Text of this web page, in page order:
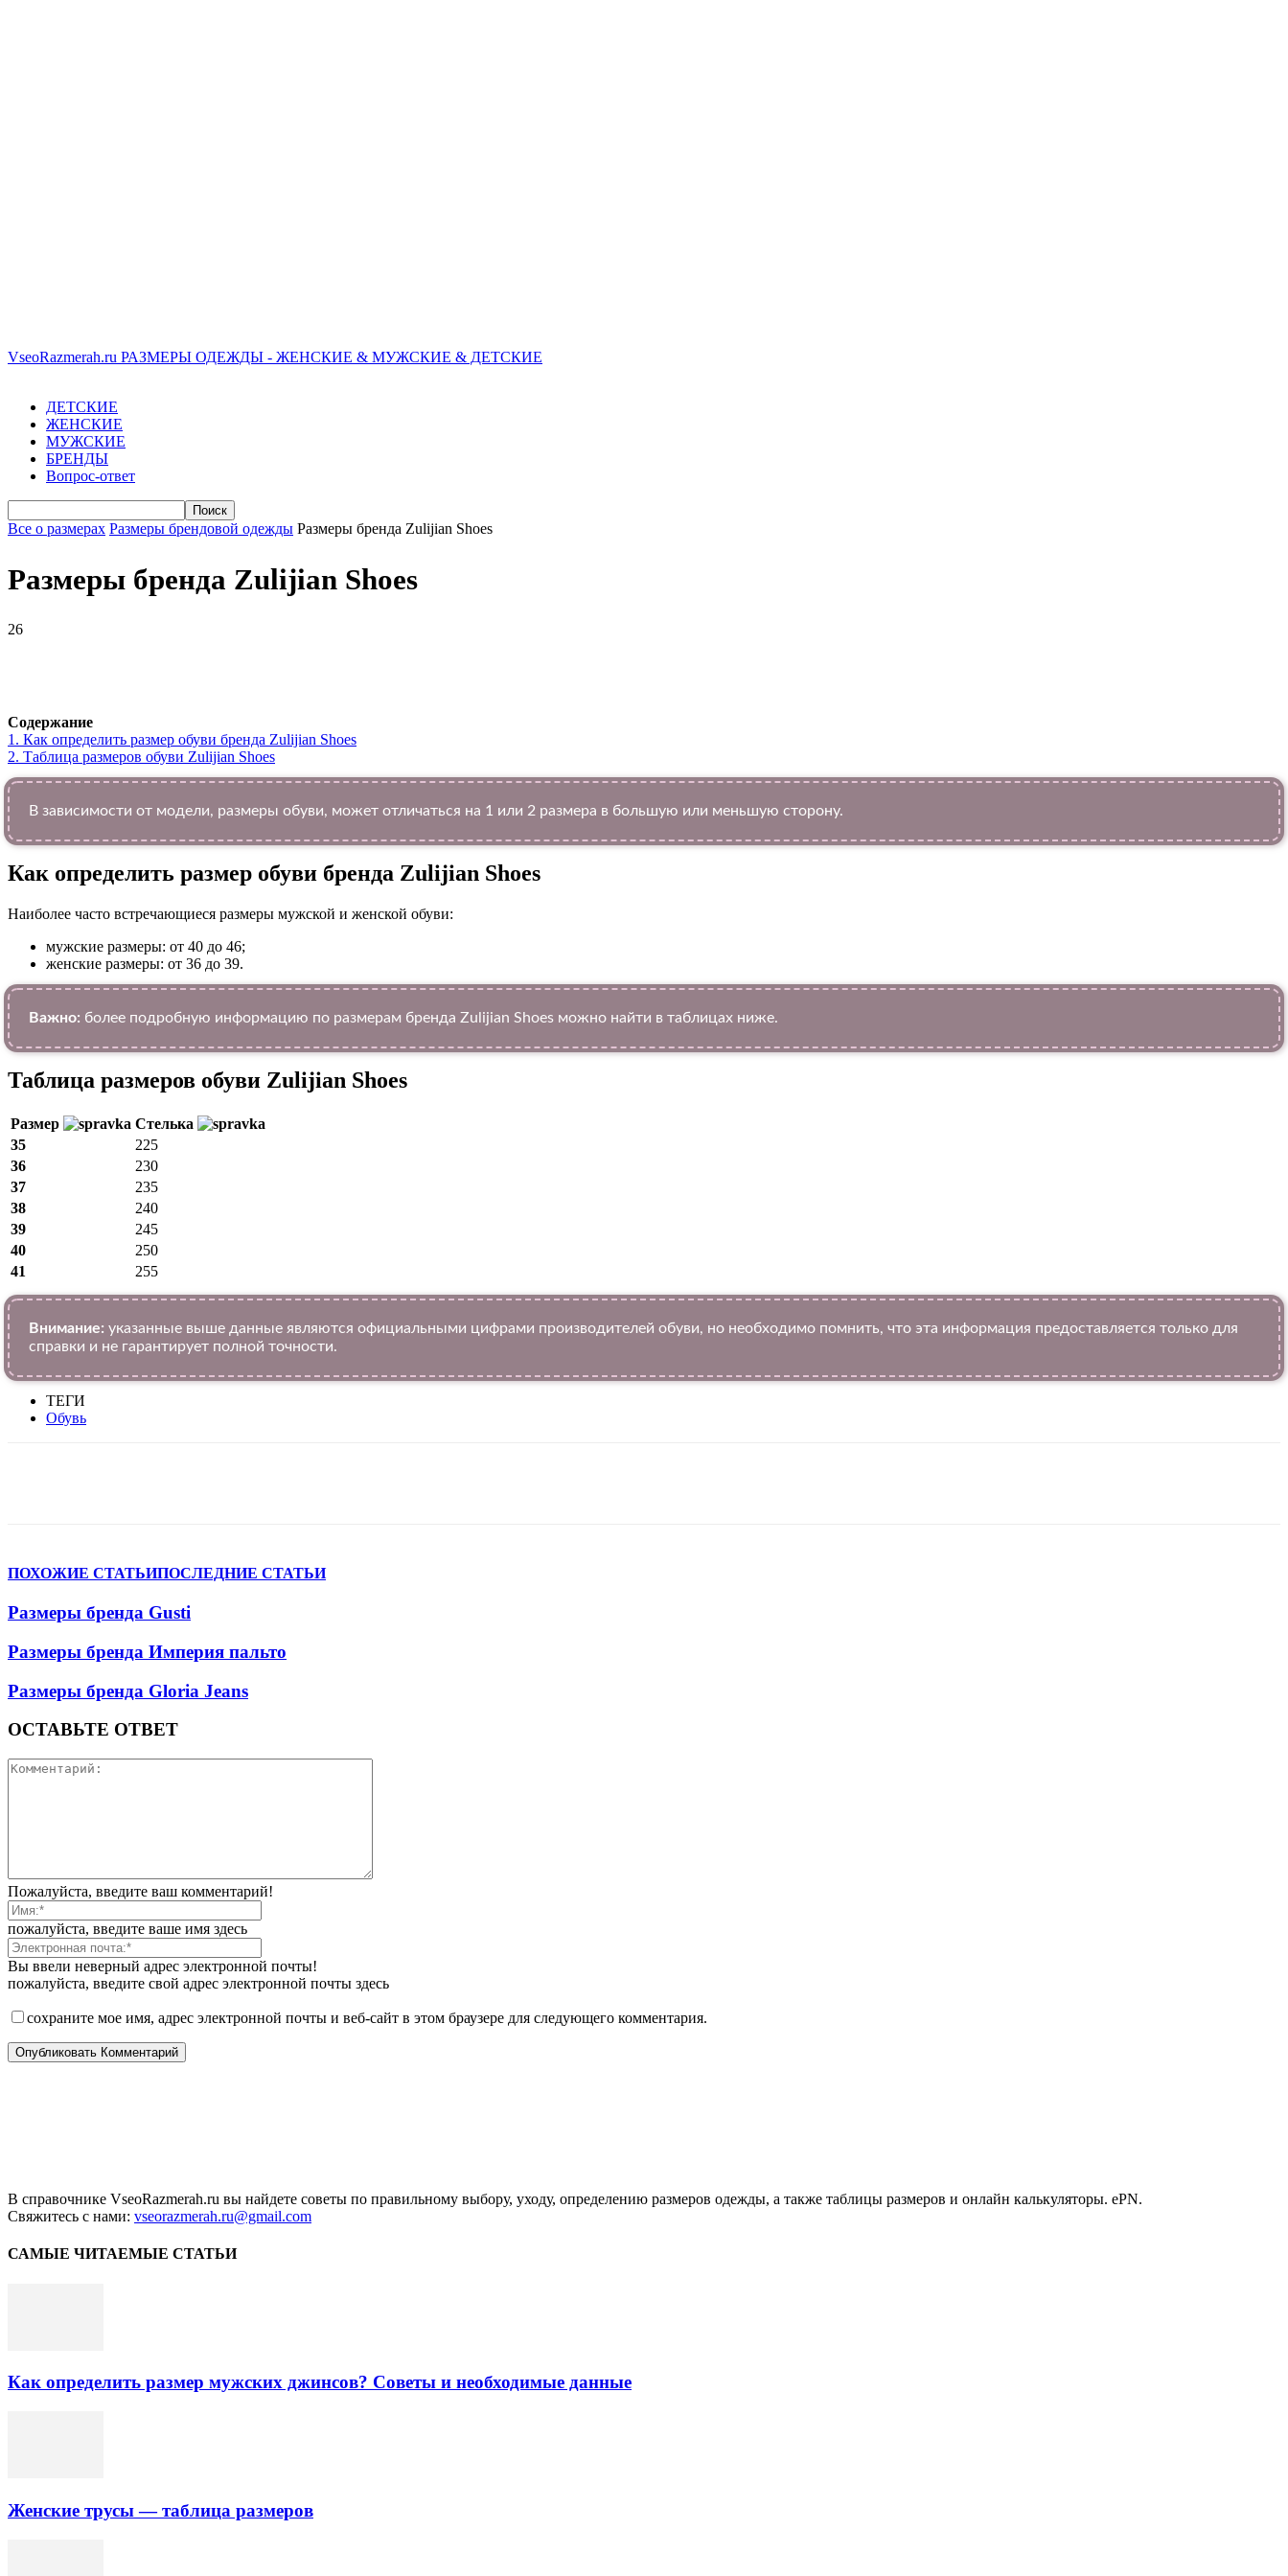
VseoRazmerah.ru РАЗМЕРЫ ОДЕЖДЫ - ЖЕНСКИЕ & МУЖСКИЕ & ДЕТСКИЕ
ДЕТСКИЕ
ЖЕНСКИЕ
МУЖСКИЕ
БРЕНДЫ
Вопрос-ответ
Все о размерах Размеры брендовой одежды Размеры бренда Zulijian Shoes
Размеры бренда Zulijian Shoes
26
Содержание
1. Как определить размер обуви брендa Zulijian Shoes
2. Таблица размеров обуви Zulijian Shoes
В зависимости от модели, размеры обуви, может отличаться на 1 или 2 размера в большую или меньшую сторону.
Как определить размер обуви брендa Zulijian Shoes
Наиболее часто встречающиеся размеры мужской и женской обуви:
мужские размеры: от 40 до 46;
женские размеры: от 36 до 39.
Важно: более подробную информацию по размерам бренда Zulijian Shoes можно найти в таблицах ниже.
Таблица размеров обуви Zulijian Shoes
Размер
Стелька
35
225
36
230
37
235
38
240
39
245
40
250
41
255
Внимание: указанные выше данные являются официальными цифрами производителей обуви, но необходимо помнить, что эта информация предоставляется только для
справки и не гарантирует полной точности.
ТЕГИ
Обувь
ПОХОЖИЕ СТАТЬИПОСЛЕДНИЕ СТАТЬИ
Размеры бренда Gusti
Размеры бренда Империя пальто
Размеры бренда Gloria Jeans
ОСТАВЬТЕ ОТВЕТ
Пожалуйста, введите ваш комментарий!
пожалуйста, введите ваше имя здесь
Вы ввели неверный адрес электронной почты!
пожалуйста, введите свой адрес электронной почты здесь
сохраните мое имя, адрес электронной почты и веб-сайт в этом браузере для следующего комментария.
В справочнике VseoRazmerah.ru вы найдете советы по правильному выбору, уходу, определению размеров одежды, а также таблицы размеров и онлайн калькуляторы. ePN.
Свяжитесь с нами: vseorazmerah.ru@gmail.com
САМЫЕ ЧИТАЕМЫЕ СТАТЬИ
Как определить размер мужских джинсов? Советы и необходимые данные
Женские трусы — таблица размеров